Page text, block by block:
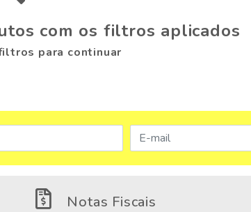
com os filtros aplicados
para continuar
Notas Fiscais